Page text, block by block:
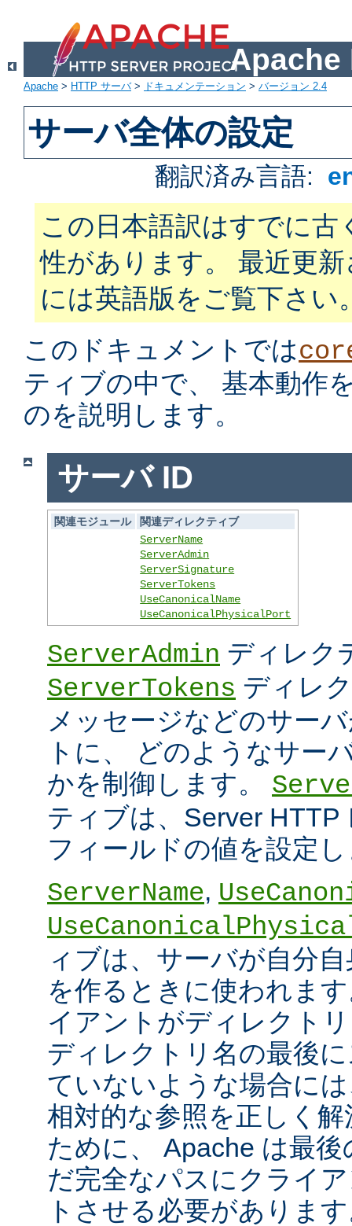
Apache
Apache > HTTP サーバ> ドキュメンテーション > バージョン 2.4
サーバ全体の設定
翻訳済み言語:
この日本語訳はすでに古
性があります。 最近更
には英語版をご覧下さい
このドキュメントでは
ティブの中で、 基本動作
のを説明します。
サーバ ID
関連モジュール
関連ディレクティブ
ServerName
ServerAdmin
ServerSignature
ServerTokens
UseCanonicalName
UseCanonicalPhysicalPort
ServerAdmin ディレク
ServerTokens ディレ
メッセージなどのサー
トに、 どのようなサー
かを制御します。
ティブは、Server
フィールドの値を設定
ServerName,
ィブは、サーバが自分
を作るときに使われま
イアントがディレクト
ディレクトリ名の最後
ていないような場合に
相対的な参照を正しく
ために、 Apache は最
だ完全なパスにクライ
トさせる必要がありま